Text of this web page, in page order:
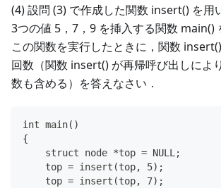
(4) 設問 (3) で作成した関数 insert() を用
3つの値 5，7，9 を挿入する関数 main()
この関数を実行したときに，関数
回数（関数 insert() が再帰呼び出しによ
数も含める）を答えなさい．
int main()
{
    struct node *top = NULL;
    top = insert(top, 5);
    top = insert(top, 7);